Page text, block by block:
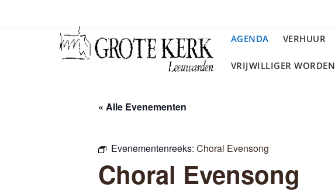
AGENDA VERHUUR
VRIJWILLIGER WORDEN
« Alle Evenementen
Evenementenreeks: Choral Evensong
Choral Evensong